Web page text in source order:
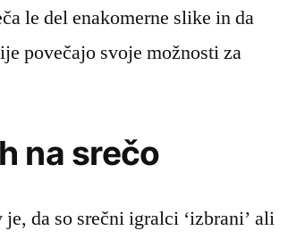
le del enakomerne slike in da
povečajo svoje možnosti za
na srečo
da so srečni igralci ‘izbrani’ ali